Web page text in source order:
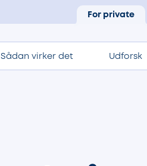
For private
Sådan virker det Udforsk